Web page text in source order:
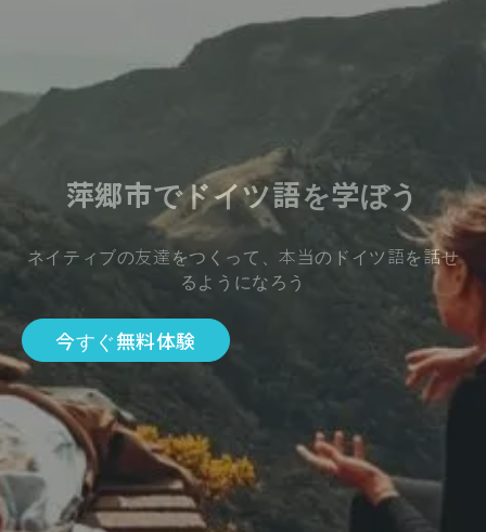
萍郷市でドイツ語を学ぼう
ネイティブの友達をつくって、本当のドイツ語を話せ
るようになろう
今すぐ無料体験